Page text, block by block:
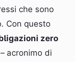
che sono
Con questo
zero
– acronimo di